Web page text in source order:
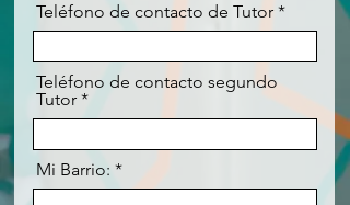
Teléfono de contacto de Tutor
Teléfono de contacto segundo
Tutor
Mi Barrio: